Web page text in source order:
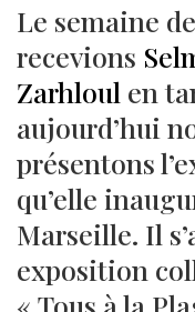
Le semaine
recevions
Zarhloul en
aujourd’hui
présentons
qu’elle
Marseille. Il
exposition
« Tous à la